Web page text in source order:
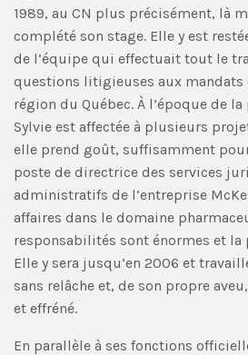
1989, au CN plus précisément, là
complété son stage. Elle y est
de l’équipe qui effectuait tout le
questions litigieuses aux
région du Québec. À l’époque de
Sylvie est affectée à plusieurs
elle prend goût, suffisamment
poste de directrice des services
administratifs de l’entreprise
affaires dans le domaine
responsabilités sont énormes et la
Elle y sera jusqu’en 2006 et
sans relâche et, de son propre
et effréné.
En parallèle à ses fonctions